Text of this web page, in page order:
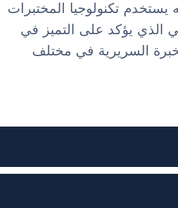
تكنولوجيا المختبرات
الذي يؤكد على التميز في
السريرية في مختلف